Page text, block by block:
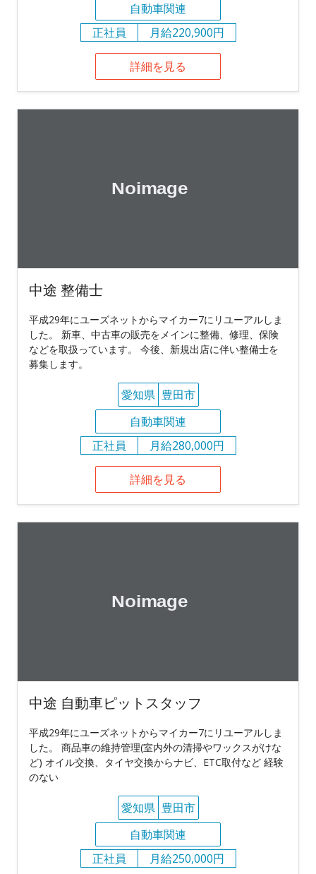
自動車関連
正社員
月給220,900円
詳細を見る
中途 整備士
平成29年にユーズネットからマイカー7にリユーアルしま
した。 新車、中古車の販売をメインに整備、修理、保険
などを取扱っています。 今後、新規出店に伴い整備士を
募集します。
愛知県 豊田市
自動車関連
正社員
月給280,000円
詳細を見る
中途 自動車ピットスタッフ
平成29年にユーズネットからマイカー7にリユーアルしま
した。 商品車の維持管理(室内外の清掃やワックスがけな
ど) オイル交換、タイヤ交換からナビ、ETC取付など 経験
のない
愛知県 豊田市
自動車関連
正社員
月給250,000円